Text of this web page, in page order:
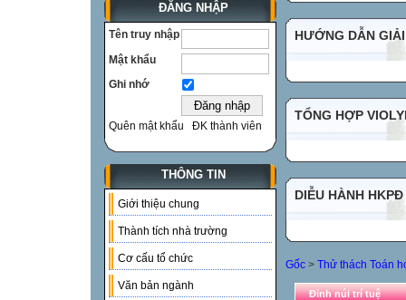
ĐĂNG NHẬP
Tên truy nhập
Mật khẩu
Ghi nhớ
Quên mật khẩu ĐK thành viên
THÔNG TIN
Giới thiệu chung
Thành tích nhà trường
Cơ cấu tổ chức
Văn bản ngành
HƯỚNG DẪN
TỔNG HỢP
DIỄU HÀNH HKPĐ
Gốc > Thử thách Toán
Đỉnh núi trí tuệ